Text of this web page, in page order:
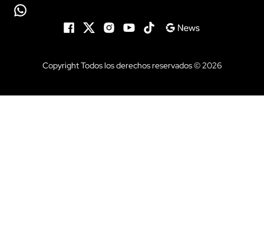
Copyright Todos los derechos reservados © 2026